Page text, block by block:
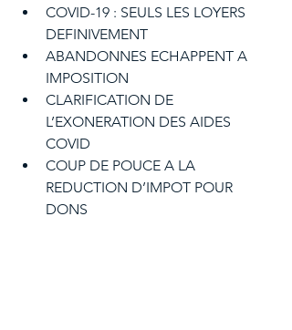
COVID-19 : SEULS LES LOYERS
DEFINIVEMENT
ABANDONNES ECHAPPENT A
IMPOSITION
CLARIFICATION DE
L’EXONERATION DES AIDES
COVID
COUP DE POUCE A LA
REDUCTION D’IMPOT POUR
DONS